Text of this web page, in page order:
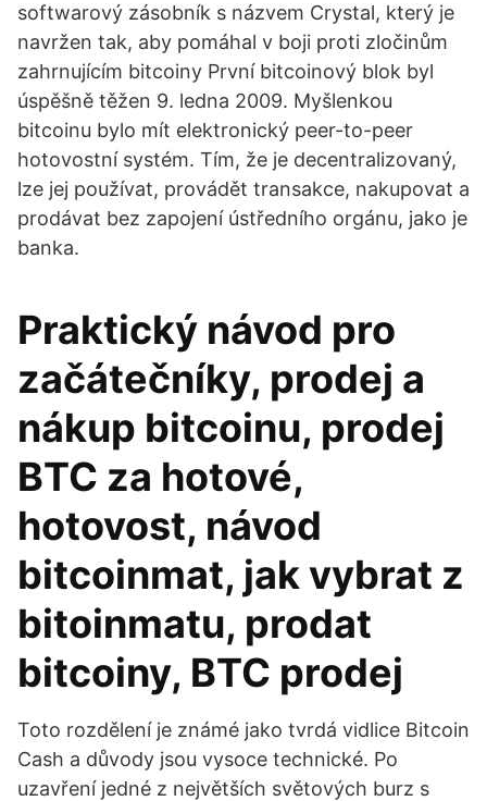
softwarový zásobník s názvem Crystal, který je
navržen tak, aby pomáhal v boji proti zločinům
zahrnujícím bitcoiny První bitcoinový blok byl
úspěšně těžen 9. ledna 2009. Myšlenkou
bitcoinu bylo mít elektronický peer-to-peer
hotovostní systém. Tím, že je decentralizovaný,
lze jej používat, provádět transakce, nakupovat a
prodávat bez zapojení ústředního orgánu, jako je
banka.
Praktický návod pro
začátečníky, prodej a
nákup bitcoinu, prodej
BTC za hotové,
hotovost, návod
bitcoinmat, jak vybrat z
bitoinmatu, prodat
bitcoiny, BTC prodej
Toto rozdělení je známé jako tvrdá vidlice Bitcoin
Cash a důvody jsou vysoce technické. Po
uzavření jedné z největších světových burz s